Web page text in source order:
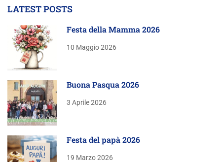
LATEST POSTS
Festa della Mamma 2026
10 Maggio 2026
Buona Pasqua 2026
3 Aprile 2026
Festa del papà 2026
19 Marzo 2026